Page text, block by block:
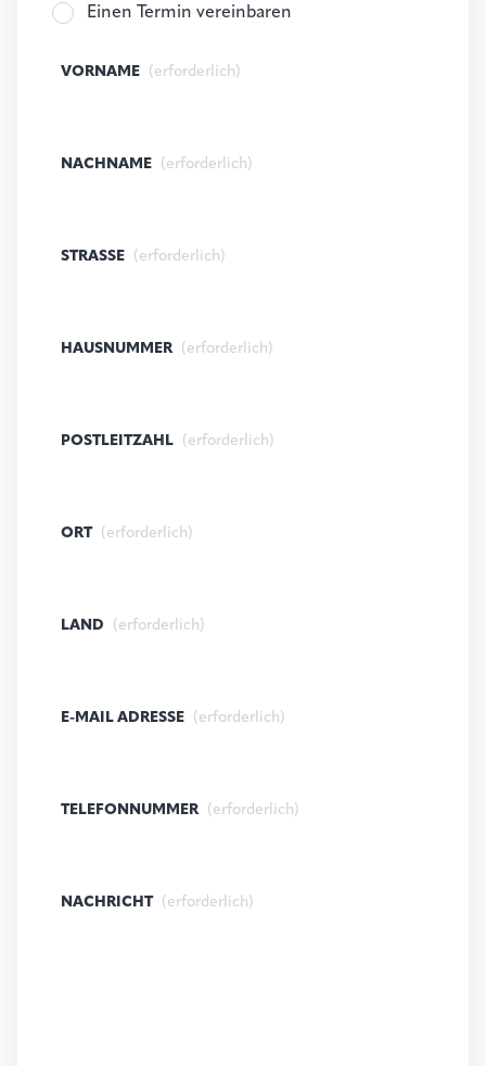
Einen Termin vereinbaren
VORNAME (erforderlich)
NACHNAME (erforderlich)
STRASSE (erforderlich)
HAUSNUMMER (erforderlich)
POSTLEITZAHL (erforderlich)
ORT (erforderlich)
LAND (erforderlich)
E-MAIL ADRESSE (erforderlich)
TELEFONNUMMER (erforderlich)
NACHRICHT (erforderlich)